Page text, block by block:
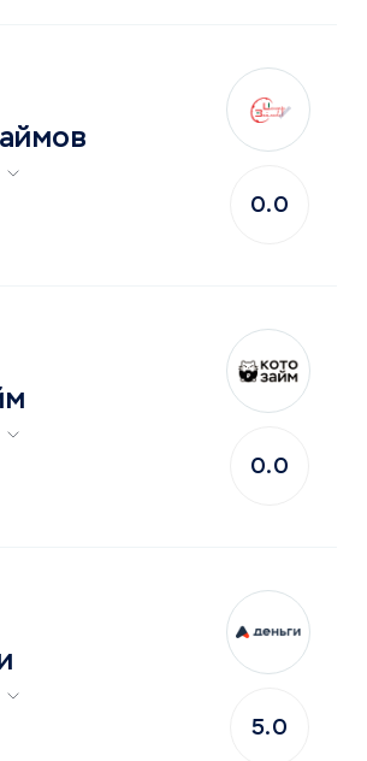
0.0
0.0
5.0